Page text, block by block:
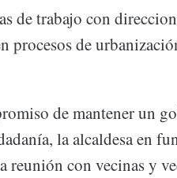
de trabajo con
procesos de
de mantener un
la alcaldesa en
reunión con vecinas y